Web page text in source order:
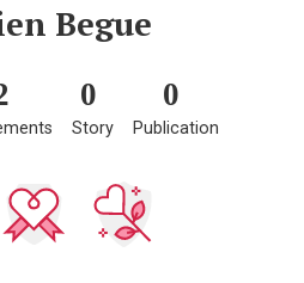
Begue
0
Story
0
Publication